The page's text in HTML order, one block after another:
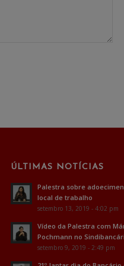
ÚLTIMAS NOTÍCIAS
Palestra sobre
local de trabalho
setembro 13, 2019 - 4:02 pm
Vídeo da Palestra com
Pochmann no
setembro 9, 2019 - 2:49 pm